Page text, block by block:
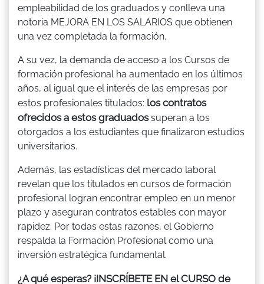
empleabilidad de los graduados y conlleva una
notoria MEJORA EN LOS SALARIOS que obtienen
una vez completada la formación.
A su vez, la demanda de acceso a los Cursos de
formación profesional ha aumentado en los últimos
años, al igual que el interés de las empresas por
estos profesionales titulados: los contratos
ofrecidos a estos graduadossuperan a los
otorgados a los estudiantes que finalizaron estudios
universitarios.
Además, las estadísticas del mercado laboral
revelan que los titulados en cursos de formación
profesional logran encontrar empleo en un menor
plazo y aseguran contratos estables con mayor
rapidez. Por todas estas razones, el Gobierno
respalda la Formación Profesional como una
inversión estratégica fundamental.
¿A qué esperas? ¡INSCRÍBETE EN el CURSO de